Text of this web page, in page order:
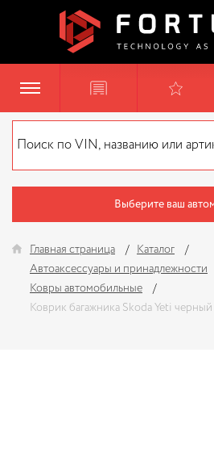
Выберите ваш
Главная страница
Каталог
Автоаксессуары и принадлежности
Ковры автомобильные
Коврик багажника Skoda Yeti